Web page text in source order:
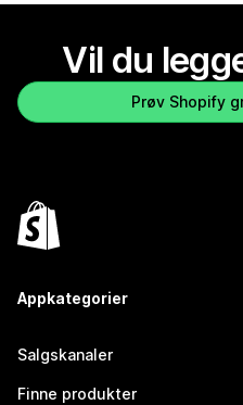
Vil du
Prøv Shopify
Appkategorier
Salgskanaler
Finne produkter